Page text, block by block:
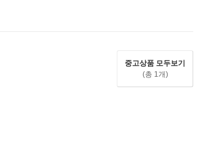
중고상품 모두보기
(총 1개)